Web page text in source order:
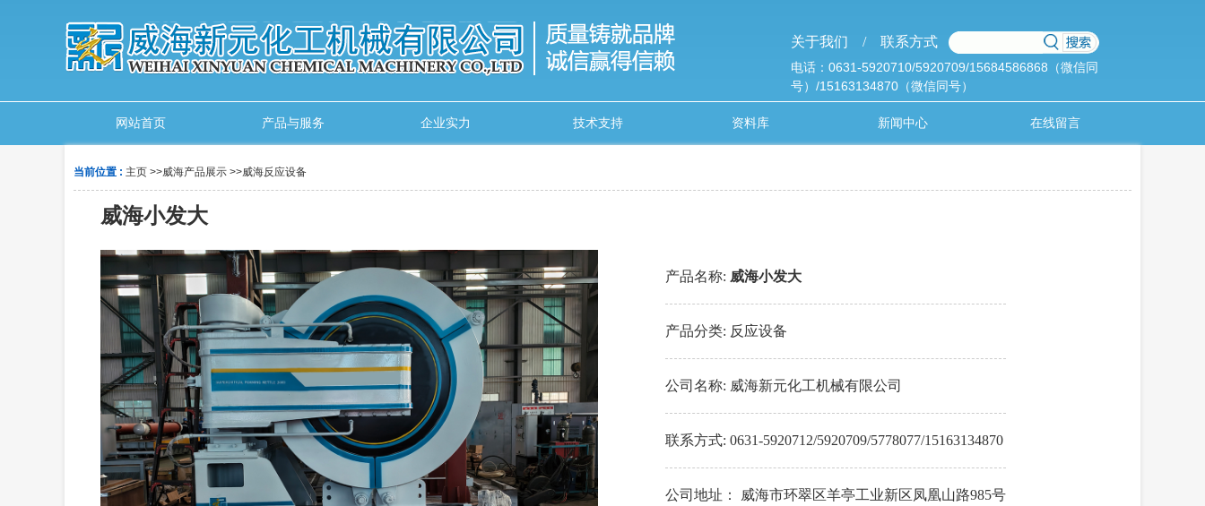
关于我们 /联系方式
电话：0631-5920710/5920709/15684586868（微信同
号）/15163134870（微信同号）
网站首页 产品与服务 企业实力 技术支持 资料库 新闻中心 在线留言
当前位置 : 主页 >>威海产品展示 >>威海反应设备
威海小发大
产品名称: 威海小发大
产品分类: 反应设备
公司名称: 威海新元化工机械有限公司
联系方式: 0631-5920712/5920709/5778077/15163134870
公司地址： 威海市环翠区羊亭工业新区凤凰山路985号